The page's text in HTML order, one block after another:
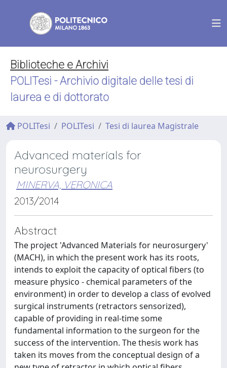
Biblioteche e Archivi
POLITesi - Archivio digitale delle tesi di
laurea e di dottorato
POLITesi POLITesi Tesi di laurea Magistrale
Advanced materials for
neurosurgery
MINERVA, VERONICA
2013/2014
Abstract
The project 'Advanced Materials for neurosurgery'
(MACH), in which the present work has its roots,
intends to exploit the capacity of optical fibers (to
measure physico - chemical parameters of the
environment) in order to develop a class of evolved
surgical instruments (retractors sensorized),
capable of providing in real-time some
fundamental information to the surgeon for the
success of the intervention. The thesis work has
taken its moves from the conceptual design of a